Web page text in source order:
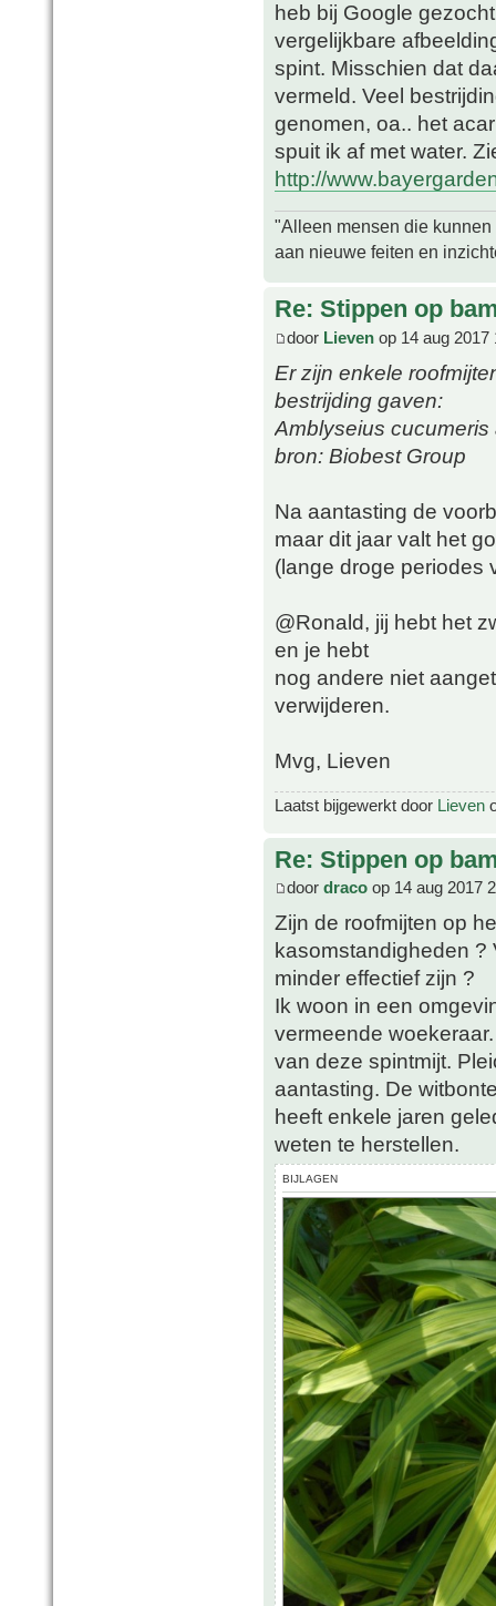
heb bij Google
vergelijkbare
spint. Misschien dat
vermeld. Veel
genomen, oa.. het
spuit ik af met water.
http://
"Alleen mensen die
aan nieuwe feiten en
Re: Stippen op
door Lieven op 14 aug 2017
Er zijn enkele
bestrijding gaven:
Amblyseius
bron: Biobest Group
Na aantasting de
maar dit jaar valt het
(lange droge periodes
@Ronald, jij hebt het
en je hebt
nog andere niet
verwijderen.
Mvg, Lieven
Laatst bijgewerkt door Lieven
Re: Stippen op
door draco op 14 aug 2017
Zijn de roofmijten op
kasomstandigheden ?
minder effectief zijn ?
Ik woon in een
vermeende
van deze spintmijt.
aantasting. De
heeft enkele jaren
weten te herstellen.
BIJLAGEN